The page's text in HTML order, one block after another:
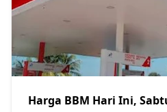
Harga BBM Hari Ini,